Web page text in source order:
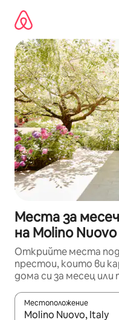
съдържанието
Места за
на Molino Nuovo
Открийте места под
престои, които ви
дома си за месец или
Местоположение
Когато резултатите